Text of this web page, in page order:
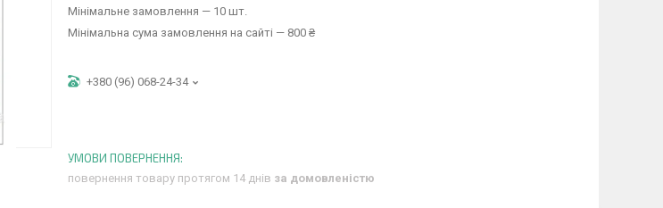
Мінімальне замовлення — 10 шт.
Мінімальна сума замовлення на сайті — 800 ₴
+380 (96) 068-24-34
повернення товару протягом 14 днів за домовленістю